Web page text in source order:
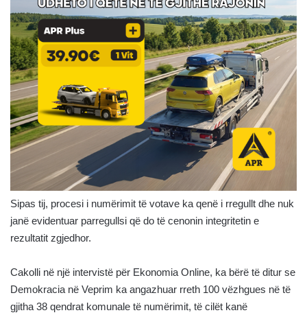
Sipas tij, procesi i numërimit të votave ka qenë i rregullt dhe nuk
janë evidentuar parregullsi që do të cenonin integritetin e
rezultatit zgjedhor.
Cakolli në një intervistë për Ekonomia Online, ka bërë të ditur se
Demokracia në Veprim ka angazhuar rreth 100 vëzhgues në të
gjitha 38 qendrat komunale të numërimit, të cilët kanë